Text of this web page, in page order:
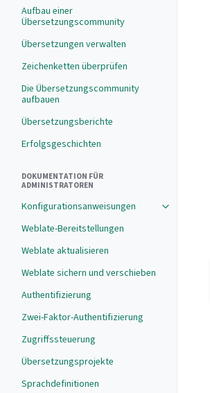
Aufbau einer
Übersetzungscommunity
Übersetzungen verwalten
Zeichenketten überprüfen
Die Übersetzungscommunity
aufbauen
Übersetzungsberichte
Erfolgsgeschichten
DOKUMENTATION FÜR
ADMINISTRATOREN
Konfigurationsanweisungen
Weblate-Bereitstellungen
Weblate aktualisieren
Weblate sichern und verschieben
Authentifizierung
Zwei-Faktor-Authentifizierung
Zugriffssteuerung
Übersetzungsprojekte
Sprachdefinitionen